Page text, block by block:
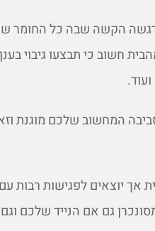
הקשה שבה כל החומר
חשוב כי תבצעו גיבוי
המחשוב שלכם מוגנת
אך יוצאים לפגישות רבות
גם אם הנייד שלכם